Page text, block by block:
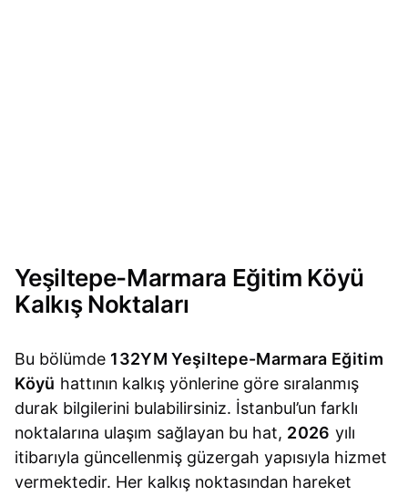
Yeşiltepe-Marmara Eğitim Köyü
Kalkış Noktaları
Bu bölümde 132YM Yeşiltepe-Marmara Eğitim
Köyü hattının kalkış yönlerine göre sıralanmış
durak bilgilerini bulabilirsiniz. İstanbul’un farklı
noktalarına ulaşım sağlayan bu hat, 2026 yılı
itibarıyla güncellenmiş güzergah yapısıyla hizmet
vermektedir. Her kalkış noktasından hareket